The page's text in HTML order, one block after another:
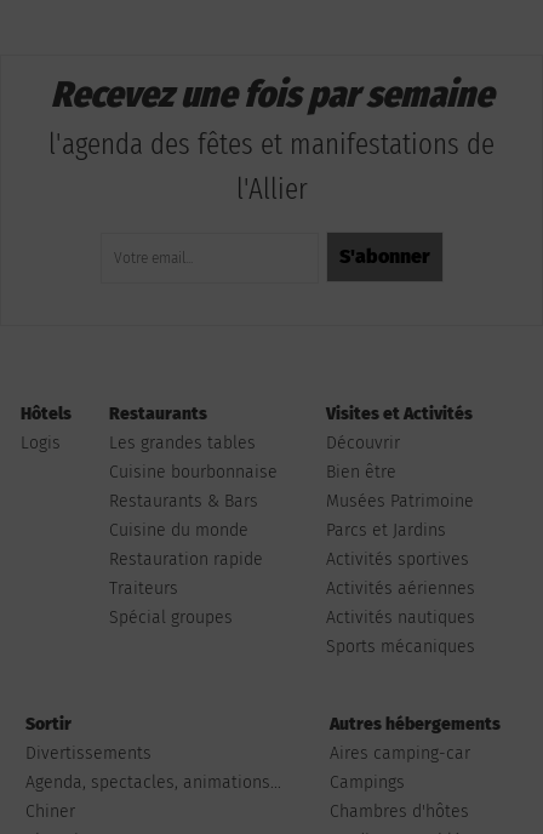
Recevez une fois par semaine
l'agenda des fêtes et manifestations de
l'Allier
Hôtels
Logis
Restaurants
Les grandes tables
Cuisine bourbonnaise
Restaurants & Bars
Cuisine du monde
Restauration rapide
Traiteurs
Spécial groupes
Visites et Activités
Découvrir
Bien être
Musées Patrimoine
Parcs et Jardins
Activités sportives
Activités aériennes
Activités nautiques
Sports mécaniques
Sortir
Divertissements
Agenda, spectacles, animations...
Chiner
Autres hébergements
Aires camping-car
Campings
Chambres d'hôtes